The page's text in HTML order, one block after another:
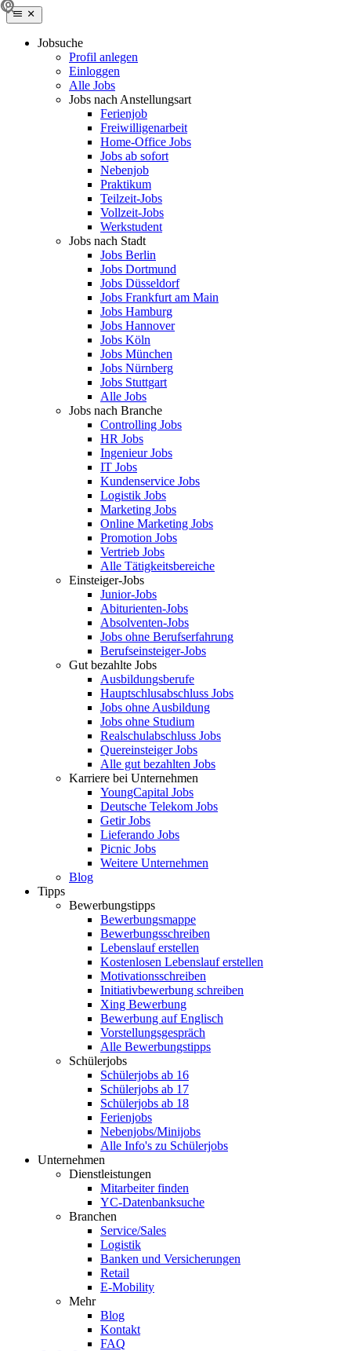
Jobsuche
Profil anlegen
Einloggen
Alle Jobs
Jobs nach Anstellungsart
Ferienjob
Freiwilligenarbeit
Home-Office Jobs
Jobs ab sofort
Nebenjob
Praktikum
Teilzeit-Jobs
Vollzeit-Jobs
Werkstudent
Jobs nach Stadt
Jobs Berlin
Jobs Dortmund
Jobs Düsseldorf
Jobs Frankfurt am Main
Jobs Hamburg
Jobs Hannover
Jobs Köln
Jobs München
Jobs Nürnberg
Jobs Stuttgart
Alle Jobs
Jobs nach Branche
Controlling Jobs
HR Jobs
Ingenieur Jobs
IT Jobs
Kundenservice Jobs
Logistik Jobs
Marketing Jobs
Online Marketing Jobs
Promotion Jobs
Vertrieb Jobs
Alle Tätigkeitsbereiche
Einsteiger-Jobs
Junior-Jobs
Abiturienten-Jobs
Absolventen-Jobs
Jobs ohne Berufserfahrung
Berufseinsteiger-Jobs
Gut bezahlte Jobs
Ausbildungsberufe
Hauptschlusabschluss Jobs
Jobs ohne Ausbildung
Jobs ohne Studium
Realschulabschluss Jobs
Quereinsteiger Jobs
Alle gut bezahlten Jobs
Karriere bei Unternehmen
YoungCapital Jobs
Deutsche Telekom Jobs
Getir Jobs
Lieferando Jobs
Picnic Jobs
Weitere Unternehmen
Blog
Tipps
Bewerbungstipps
Bewerbungsmappe
Bewerbungsschreiben
Lebenslauf erstellen
Kostenlosen Lebenslauf erstellen
Motivationsschreiben
Initiativbewerbung schreiben
Xing Bewerbung
Bewerbung auf Englisch
Vorstellungsgespräch
Alle Bewerbungstipps
Schülerjobs
Schülerjobs ab 16
Schülerjobs ab 17
Schülerjobs ab 18
Ferienjobs
Nebenjobs/Minijobs
Alle Info's zu Schülerjobs
Unternehmen
Dienstleistungen
Mitarbeiter finden
YC-Datenbanksuche
Branchen
Service/Sales
Logistik
Banken und Versicherungen
Retail
E-Mobility
Mehr
Blog
Kontakt
FAQ